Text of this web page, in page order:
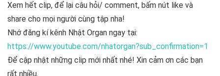
Xem hết clip, để lại câu hỏi/ comment, bấm nút like và
share cho mọi người cùng tập nha!
Nhớ đăng kí kênh Nhật Organ ngay tại:
https://www.youtube.com/nhatorgan?sub_confirmation=1
Để cập nhật những clip mới nhất nhé! Xin cảm ơn các bạn
rất nhiều.